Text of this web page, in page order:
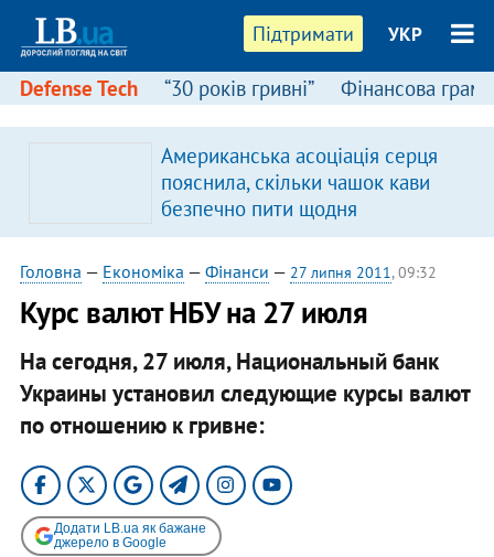
Підтримати УКР
Defense Tech “30 років гривні” Фінансова
Американська асоціація серця
пояснила, скільки чашок кави
безпечно пити щодня
Головна — Економіка — Фінанси — 27 липня 2011, 09:32
Курс валют НБУ на 27 июля
На сегодня, 27 июля, Национальный банк
Украины установил следующие курсы валют
по отношению к гривне:
Додати LB.ua як бажане
джерело в Google